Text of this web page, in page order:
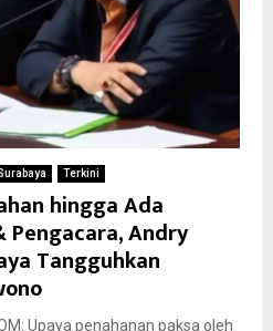
Terkini
hingga Ada
Pengacara, Andry
Tangguhkan
Upaya penahanan paksa oleh